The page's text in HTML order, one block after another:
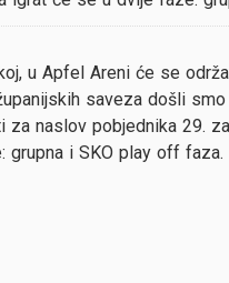
u Apfel Areni će se
saveza došli
naslov pobjednika 29.
grupna i SKO play off faza.